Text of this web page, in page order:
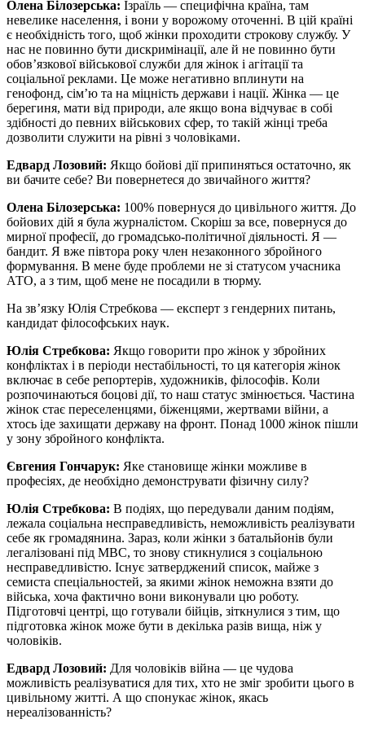
Олена Білозерська: Ізраїль — специфічна країна, там
невелике населення, і вони у ворожому оточенні. В цій країні
є необхідність того, щоб жінки проходити строкову службу. У
нас не повинно бути дискримінації, але й не повинно бути
обов’язкової військової служби для жінок і агітації та
соціальної реклами. Це може негативно вплинути на
генофонд, сім’ю та на міцність держави і нації. Жінка — це
берегиня, мати від природи, але якщо вона відчуває в собі
здібності до певних військових сфер, то такій жінці треба
дозволити служити на рівні з чоловіками.
Едвард Лозовий: Якщо бойові дії припиняться остаточно, як
ви бачите себе? Ви повернетеся до звичайного життя?
Олена Білозерська: 100% повернуся до цивільного життя. До
бойових дій я була журналістом. Скоріш за все, повернуся до
мирної професії, до громадсько-політичної діяльності. Я —
бандит. Я вже півтора року член незаконного збройного
формування. В мене буде проблеми не зі статусом учасника
АТО, а з тим, щоб мене не посадили в тюрму.
На зв’язку Юлія Стребкова — експерт з гендерних питань,
кандидат філософських наук.
Юлія Стребкова: Якщо говорити про жінок у збройних
конфліктах і в періоди нестабільності, то ця категорія жінок
включає в себе репортерів, художників, філософів. Коли
розпочинаються боцові дії, то наш статус змінюється. Частина
жінок стає переселенцями, біженцями, жертвами війни, а
хтось іде захищати державу на фронт. Понад 1000 жінок пішли
у зону збройного конфлікта.
Євгения Гончарук: Яке становище жінки можливе в
професіях, де необхідно демонструвати фізичну силу?
Юлія Стребкова: В подіях, що передували даним подіям,
лежала соціальна несправедливість, неможливість реалізувати
себе як громадянина. Зараз, коли жінки з батальйонів були
легалізовані під МВС, то знову стикнулися з соціальною
несправедливістю. Існує затверджений список, майже з
семиста спеціальностей, за якими жінок неможна взяти до
війська, хоча фактично вони виконували цю роботу.
Підготовчі центрі, що готували бійців, зіткнулися з тим, що
підготовка жінок може бути в декілька разів вища, ніж у
чоловіків.
Едвард Лозовий: Для чоловіків війна — це чудова
можливість реалізуватися для тих, хто не зміг зробити цього в
цивільному житті. А що спонукає жінок, якась
нереалізованність?